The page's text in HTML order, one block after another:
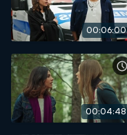
00:06:00
00:04:48